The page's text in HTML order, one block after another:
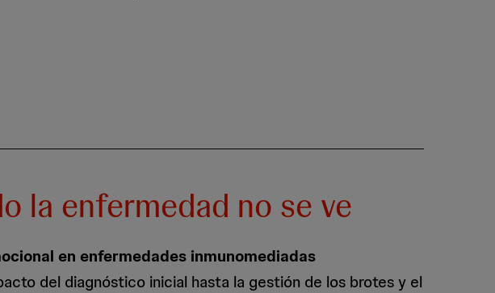
la enfermedad no se ve
en enfermedades inmunomediadas
del diagnóstico inicial hasta la gestión de los brotes y el